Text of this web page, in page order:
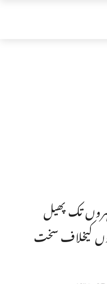
احتجاج 78 شہروں تک پھیل
کیخلاف سخت